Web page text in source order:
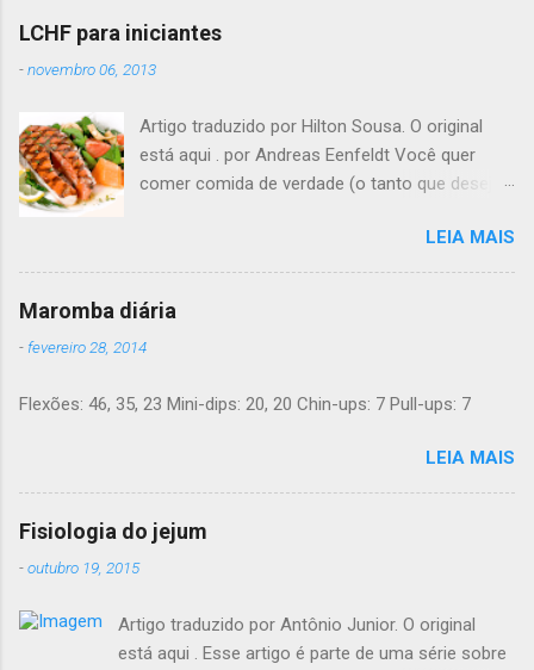
LCHF para iniciantes
-novembro 06, 2013
Artigo traduzido por Hilton Sousa. O original
está aqui . por Andreas Eenfeldt Você quer
comer comida de verdade (o tanto que desejar)
"bom demais para ser verdade", mas LCHF (low
carb, high fat - pouco carboidrato, muita
gordura) é um método que tem sido usado há
suporte com provas de que funciona. Não é
nem "substituições de refeições" bizarras, nem
senso. E toda a informação dada aqui é 100%
grátis. Introdução Uma dieta LCHF indica que
você come menos carboidratos e uma
outras comidas deliciosas até estar satisfeito -
LEIA MAIS
Maromba diária
- fevereiro 28, 2014
Flexões: 46, 35, 23 Mini-dips: 20, 20 Chin-ups: 7 Pull-ups: 7
LEIA MAIS
Fisiologia do jejum
-outubro 19, 2015
Artigo traduzido por Antônio Junior. O original
está aqui . Esse artigo é parte de uma série sobre